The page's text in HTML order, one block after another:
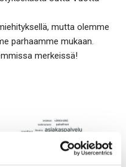
mutta olemme
parhaamme mukaan.
merkeissä!